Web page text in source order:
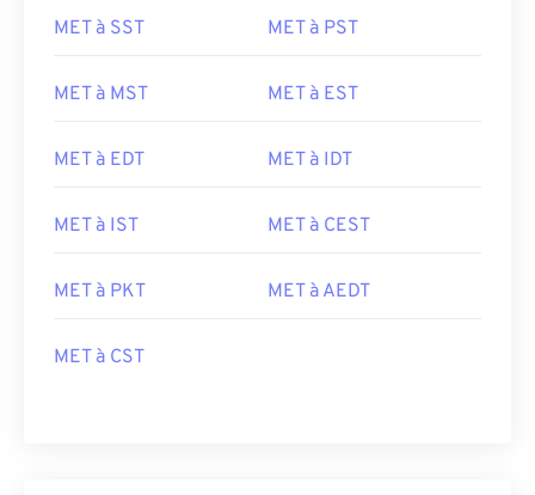
MET à SST MET à PST
MET à MST MET à EST
MET à EDT MET à IDT
MET à IST MET à CEST
MET à PKT MET à AEDT
MET à CST